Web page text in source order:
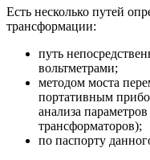
Есть несколько путей
трансформации:
путь
вольтметрами;
методом моста
портативным
анализа
трансформаторов);
по паспорту